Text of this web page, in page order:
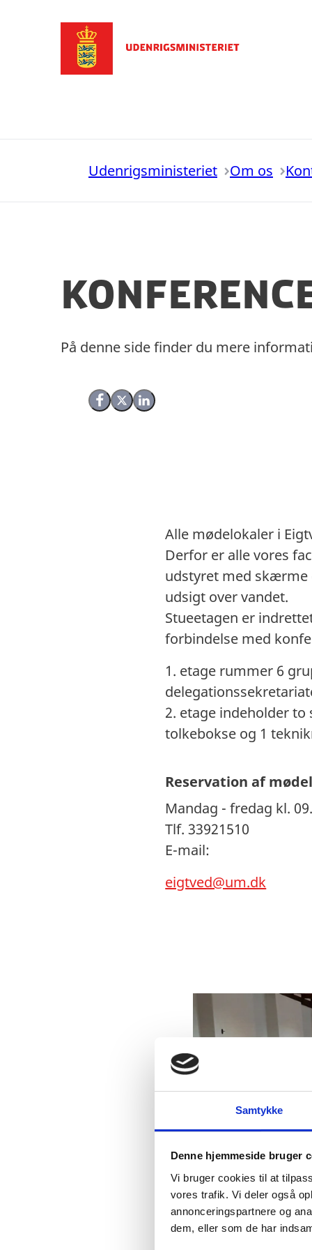
Samtykke
Denne hjemmeside bruger
Vi bruger cookies til at
vores trafik. Vi deler også
annonceringspartnere og
dem, eller som de har
Udenrigsministeriet Om os
Del på Facebook
Del på X (Twitter)
Del på LinkedIn
På denne side finder du mere
Alle mødelokaler i
Derfor er alle vores
udstyret med skærme
udsigt over vandet.
Stueetagen er
forbindelse med
1. etage rummer 6
2. etage indeholder to
tolkebokse og 1
Reservation af
Mandag - fredag kl.
Tlf. 33921510
E-mail:
eigtved@um.dk